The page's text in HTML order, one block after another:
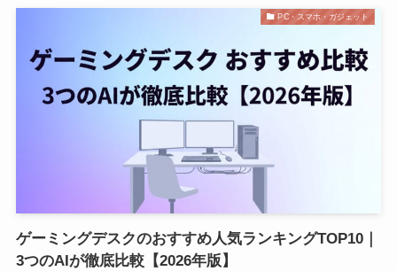
PC・スマホ・ガジェット
ゲーミングデスクのおすすめ人気ランキングTOP10｜
3つのAIが徹底比較【2026年版】